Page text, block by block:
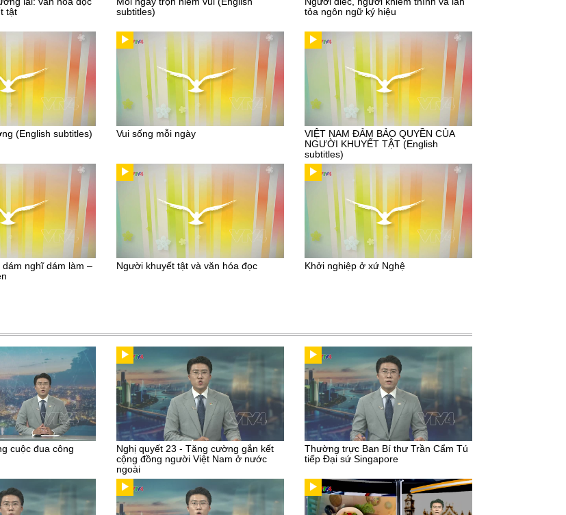
tật
subtitles)
tỏa ngôn ngữ ký hiệu
(English subtitles) Vui sống mỗi ngày
VIỆT NAM ĐẢM BẢO QUYỀN CỦA
NGƯỜI KHUYẾT TẬT (English
subtitles)
nghĩ dám làm –
Người khuyết tật và văn hóa đọc Khởi nghiệp ở xứ Nghệ
cuộc đua công
Nghị quyết 23 - Tăng cường gắn kết
cộng đồng người Việt Nam ở nước
ngoài
Thường trực Ban Bí thư Trần Cẩm Tú
tiếp Đại sứ Singapore